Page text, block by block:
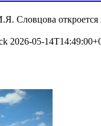
Словцова
2026-05-